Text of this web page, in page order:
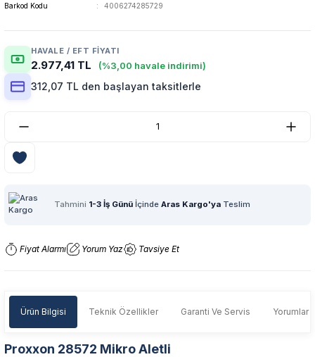
Barkod Kodu
4006274285729
HAVALE / EFT FIYATI
2.977,41 TL (%3,00 havale indirimi)
312,07 TL den başlayan taksitlerle
Tahmini 1-3 İş Günü İçinde Aras Kargo'ya Teslim
Fiyat Alarmı Yorum Yaz Tavsiye Et
Ürün Bilgisi Teknik Özellikler Garanti Ve Servis Yorumlar
Proxxon 28572 Mikro Aletli